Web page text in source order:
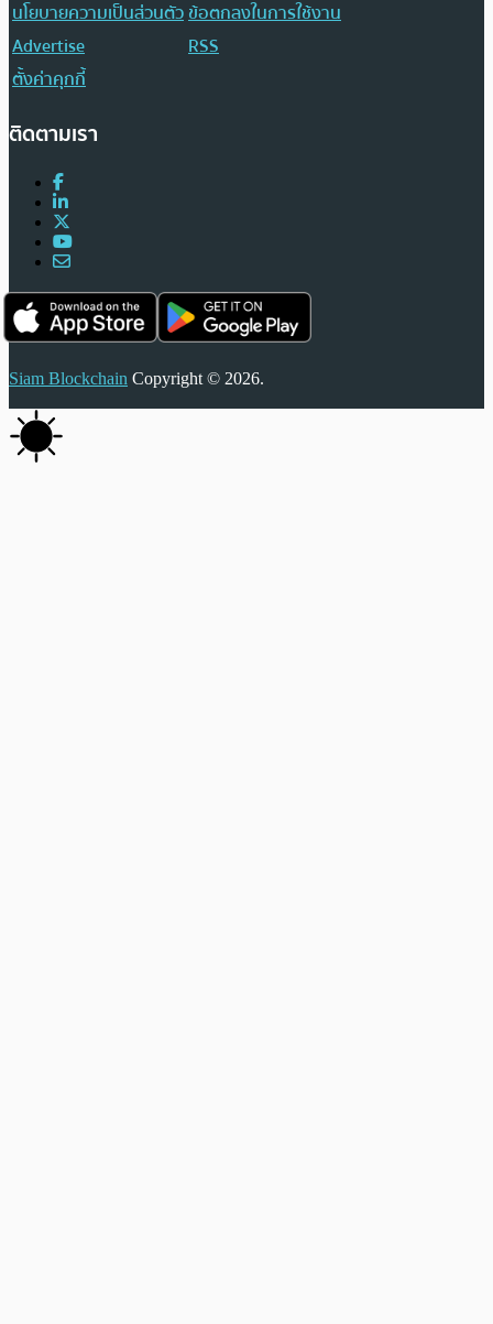
นโยบายความเป็นส่วนตัวข้อตกลงในการใช้งาน
Advertise
RSS
ตั้งค่าคุกกี้
ติดตามเรา
Siam Blockchain Copyright © 2026.